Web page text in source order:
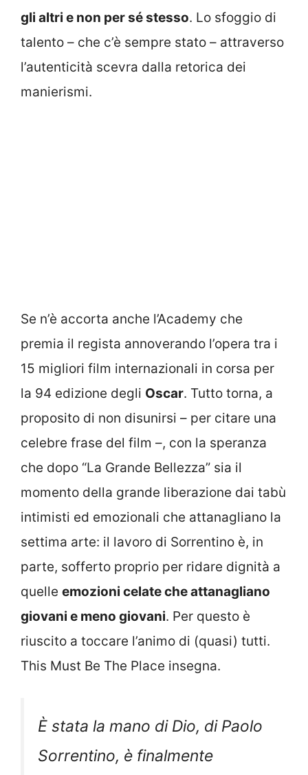
gli altri e non per sé stesso. Lo sfoggio di
talento – che c’è sempre stato – attraverso
l’autenticità scevra dalla retorica dei
manierismi.
Se n’è accorta anche l’Academy che
premia il regista annoverando l’opera tra i
15 migliori film internazionali in corsa per
la 94 edizione degli Oscar. Tutto torna, a
proposito di non disunirsi – per citare una
celebre frase del film –, con la speranza
che dopo “La Grande Bellezza” sia il
momento della grande liberazione dai tabù
intimisti ed emozionali che attanagliano la
settima arte: il lavoro di Sorrentino è, in
parte, sofferto proprio per ridare dignità a
quelle emozioni celate che attanagliano
giovani e meno giovani. Per questo è
riuscito a toccare l’animo di (quasi) tutti.
This Must Be The Place insegna.
È stata la mano di Dio, di Paolo
Sorrentino, è finalmente